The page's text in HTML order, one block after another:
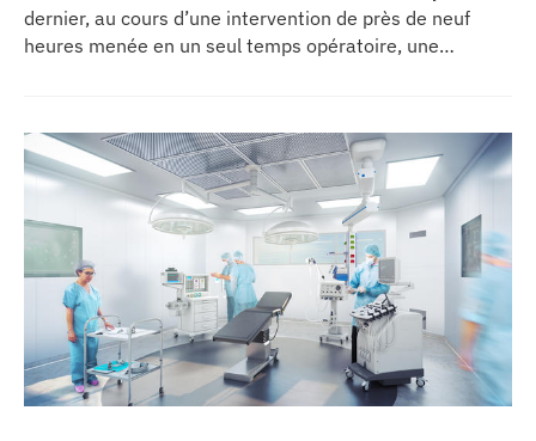
dernier, au cours d’une intervention de près de neuf
heures menée en un seul temps opératoire, une